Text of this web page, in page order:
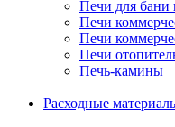
Печи для бани
Печи
Печи
Печи
Печь-камины
Расходные